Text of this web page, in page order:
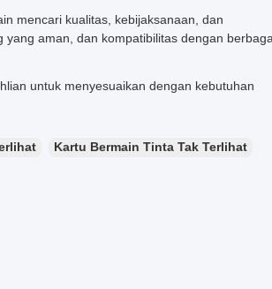
mencari kualitas, kebijaksanaan, dan
aman, dan kompatibilitas dengan
untuk menyesuaikan dengan kebutuhan
Kartu Bermain Tinta Tak Terlihat